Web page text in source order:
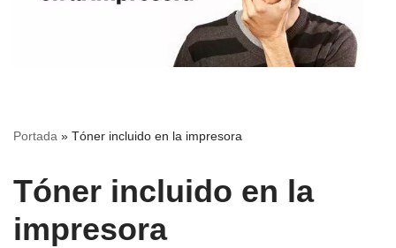
Portada » Tóner incluido en la impresora
Tóner incluido en la
impresora